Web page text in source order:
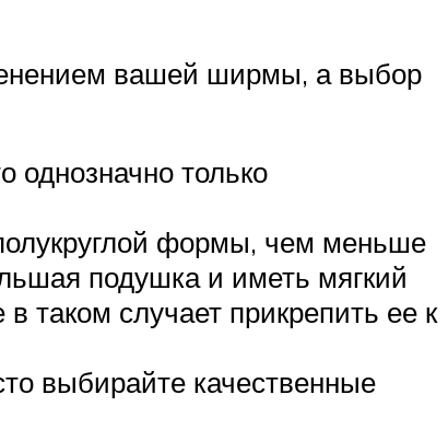
вашей ширмы, а выбор
только
формы, чем меньше
подушка и иметь мягкий
таком случает прикрепить ее к
выбирайте качественные